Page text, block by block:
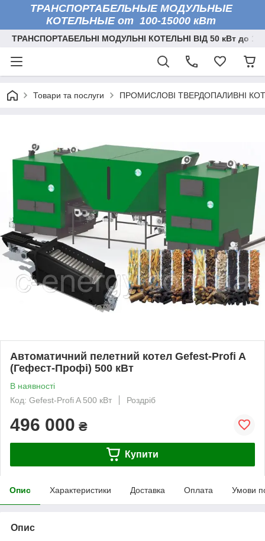
ТРАНСПОРТАБЕЛЬНЫЕ МОДУЛЬНЫЕ
КОТЕЛЬНЫЕ от 100-15000 кВт
ТРАНСПОРТАБЕЛЬНІ МОДУЛЬНІ КОТЕЛЬНІ ВІД 50 кВт до
Товари та послуги ПРОМИСЛОВІ ТВЕРДОПАЛИВНІ
Автоматичний пелетний котел Gefest-Profi A
(Гефест-Профі) 500 кВт
В наявності
Код: Gefest-Profi A 500 кВт
Роздріб
496 000 ₴
Купити
Опис Характеристики Доставка Оплата Умови
Опис